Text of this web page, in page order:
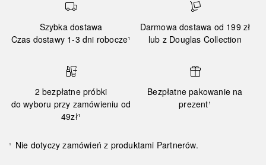
Szybka dostawa
Czas dostawy 1-3 dni robocze¹
Darmowa dostawa od 199 zł
lub z Douglas Collection
2 bezpłatne próbki
do wyboru przy zamówieniu od
49zł¹
Bezpłatne pakowanie na
prezent¹
¹ Nie dotyczy zamówień z produktami Partnerów.